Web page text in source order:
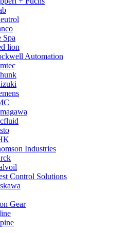
Spa
lion
Automation
Industries
Control Solutions
Gear